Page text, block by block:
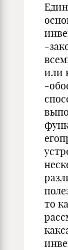
-
или
-
то